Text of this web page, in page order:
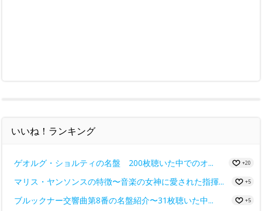
いいね！ランキング
ゲオルグ・ショルティの名盤 200枚聴いた中でのオ... +20
マリス・ヤンソンスの特徴〜音楽の女神に愛された指揮... +5
ブルックナー交響曲第8番の名盤紹介〜31枚聴いた中... +5